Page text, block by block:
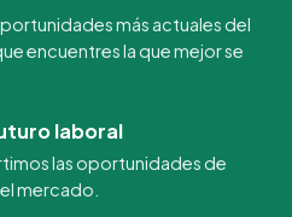
más actuales del
encuentres la que mejor se
laboral
las oportunidades de
mercado.